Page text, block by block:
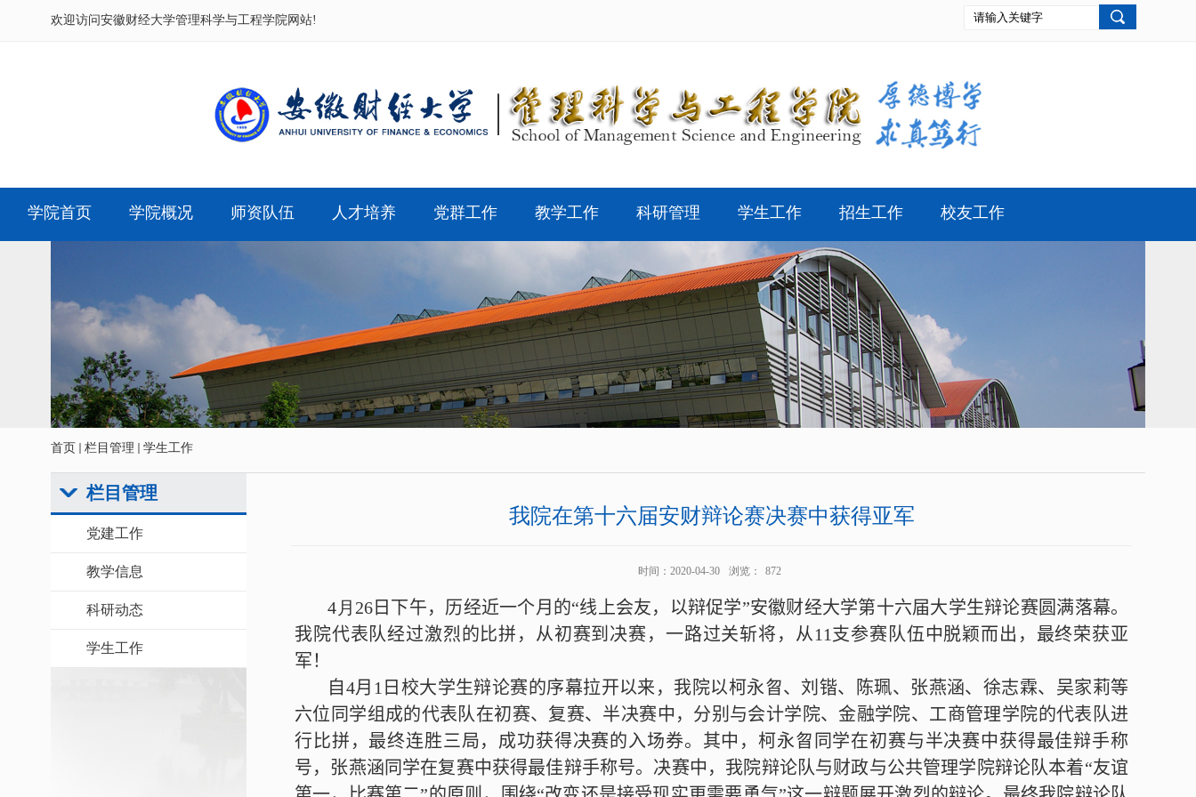
欢迎访问安徽财经大学管理科学与工程学院网站!
学院首页 学院概况 师资队伍 人才培养 党群工作 教学工作 科研管理 学生工作 招生工作 校友工作
首页 栏目管理 学生工作
栏目管理
党建工作
教学信息
科研动态
学生工作
我院在第十六届安财辩论赛决赛中获得亚军
时间：2020-04-30 浏览： 872
4 月 26日 下午， 历经近一个月的“线上会友，以辩促学”安徽财经大学第十六届大学生辩论赛圆满落幕。
我院代表队经过激烈的比拼，从初赛到决赛，一路过关斩将，从11支参赛队伍中脱颖而出， 最终荣获亚
军！
自 4月 1 日校大学生辩论赛的序幕拉开以来，我院以柯永曶、刘锴、陈珮、张燕涵、徐志霖、吴家莉等
六位同学组成的代表队在初赛、复赛、半决赛中，分别与会计学院、金融学院、工商管理学院的代表队进
行比拼，最终连胜三局，成功获得决赛的入场券。其中，柯永曶同学在初赛与半决赛中获得最佳辩手称
号，张燕涵同学在复赛中获得最佳辩手称号。决赛中，我院辩论队与财政与公共管理学院辩论队本着“友谊